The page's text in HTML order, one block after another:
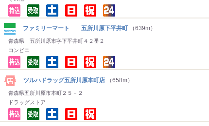
ファミリーマート 五所川原下平井町 （639m）
青森県 五所川原市字下平井町４２番２
コンビニ
ツルハドラッグ五所川原本町店 （658m）
青森県五所川原市本町２５－２
ドラッグストア